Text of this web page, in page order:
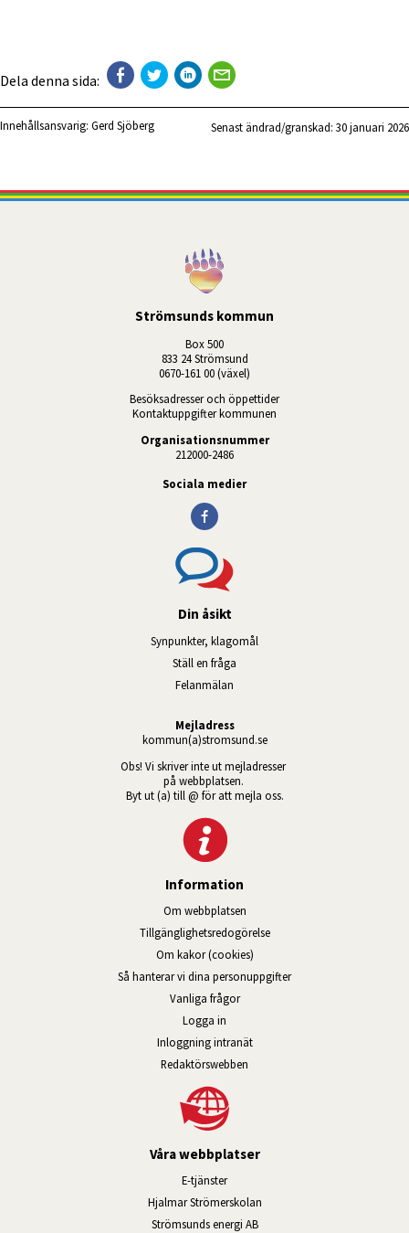
Dela denna sida:
Innehållsansvarig: Gerd Sjöberg Senast ändrad/granskad: 30 januari 2026
Strömsunds kommun
Box 500
833 24 Strömsund
0670-161 00 (växel)
Besöksadresser och öppettider
Kontaktuppgifter kommunen
Organisationsnummer
212000-2486
Sociala medier
Din åsikt
Synpunkter, klagomål
Ställ en fråga
Felanmälan
Mejladress
kommun(a)stromsund.se
Obs! Vi skriver inte ut mejladresser
på webbplatsen.
Byt ut (a) till @ för att mejla oss.
Information
Om webbplatsen
Tillgänglig­hets­redo­görelse
Om kakor (cookies)
Så hanterar vi dina personuppgifter
Vanliga frågor
Logga in
Inloggning intranätÖppnas i nytt fönster.
Redaktörswebben
Våra webbplatser
E-tjänsterLänk till annan webbplats, öppnas i
Hjalmar StrömerskolanLänk till annan webbplats,
Strömsunds energi ABLänk till annan webbplats,